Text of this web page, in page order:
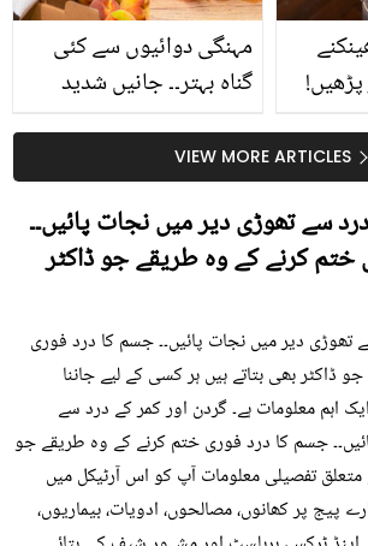
مہنگی دوائیوں سے کئی
گناہ بہتر۔۔ جانیں شدید
کیوں کھانا چاہیے؟
VIEW MORE ARTICLES
سے تھوڑی دیر میں نجات پائیں۔۔
کرنے کے وہ طریقے جو ڈاکٹر
تھوڑی دیر میں نجات پائیں۔۔ جسم کا درد فوری
ڈاکٹر بھی بتاتے ہیں ہر کسی کے لیے جاننا
اہم معلومات ہے۔ گردن اور کمر کے درد سے
جسم کا درد فوری ختم کرنے کے وہ طریقے جو
متعلق تفصیلی معلومات آپ کو اس آرٹیکل میں
پیج پر کھانوں، مصالحوں، ادویات، بیماریوں،